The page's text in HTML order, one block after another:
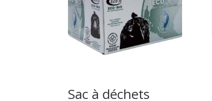
Sac à déchets